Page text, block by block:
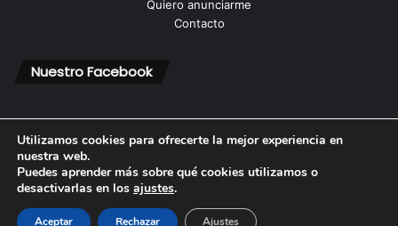
Quiero anunciarme
Contacto
Nuestro Facebook
© Copyright 2026, Todos los derechos reservados |
Utilizamos cookies para ofrecerte la mejor experiencia en
nuestra web.
Puedes aprender más sobre qué cookies utilizamos o
desactivarlas en los ajustes.
Aceptar Rechazar Ajustes